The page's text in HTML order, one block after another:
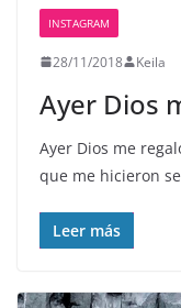
INSTAGRAM
28/11/2018 Keila
Ayer Dios
Ayer Dios me
que me hicieron
Leer más